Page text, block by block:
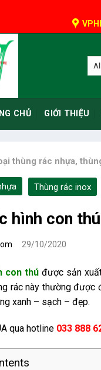
CHỦ GIỚI THIỆU
thùng rác nhựa,
Thùng rác inox
hình con thú
29/10/2020
con thúđược sản
rác này thường
xanh – sạch – đẹp.
qua hotline 033 888